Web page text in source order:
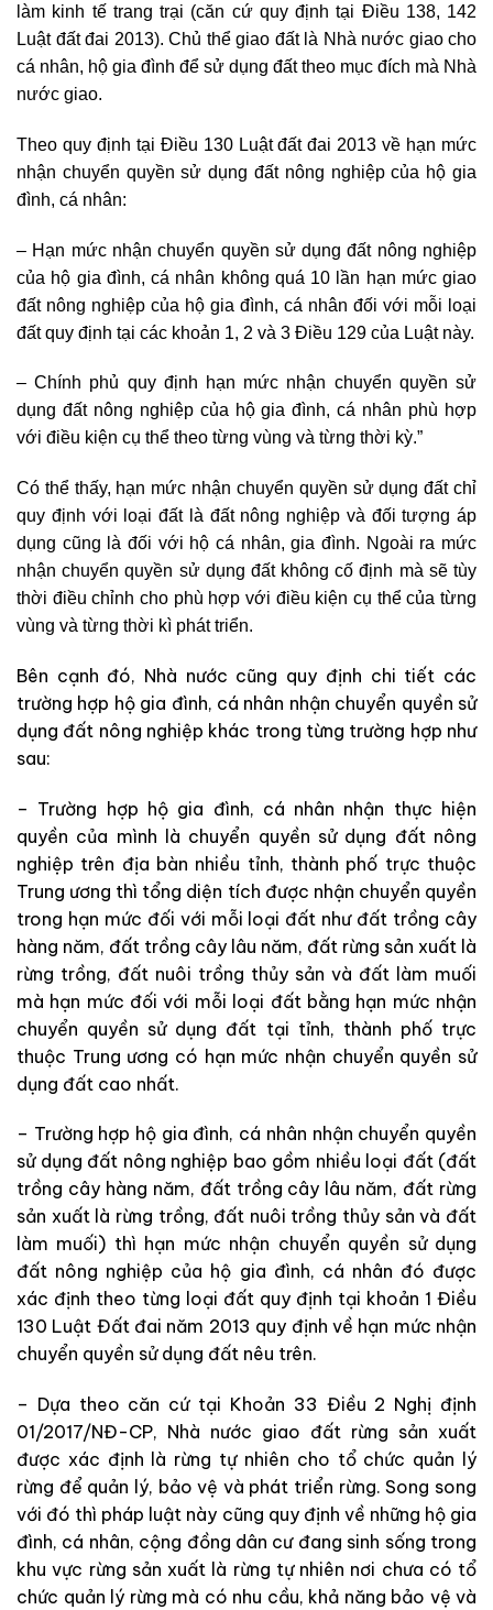
làm kinh tế trang trại (căn cứ quy định tại Điều 138, 142
Luật đất đai 2013). Chủ thể giao đất là Nhà nước giao cho
cá nhân, hộ gia đình để sử dụng đất theo mục đích mà Nhà
nước giao.
Theo quy định tại Điều 130 Luật đất đai 2013 về hạn mức
nhận chuyển quyền sử dụng đất nông nghiệp của hộ gia
đình, cá nhân:
– Hạn mức nhận chuyển quyền sử dụng đất nông nghiệp
của hộ gia đình, cá nhân không quá 10 lần hạn mức giao
đất nông nghiệp của hộ gia đình, cá nhân đối với mỗi loại
đất quy định tại các khoản 1, 2 và 3 Điều 129 của Luật này.
– Chính phủ quy định hạn mức nhận chuyển quyền sử
dụng đất nông nghiệp của hộ gia đình, cá nhân phù hợp
với điều kiện cụ thể theo từng vùng và từng thời kỳ.”
Có thể thấy, hạn mức nhận chuyển quyền sử dụng đất chỉ
quy định với loại đất là đất nông nghiệp và đối tượng áp
dụng cũng là đối với hộ cá nhân, gia đình. Ngoài ra mức
nhận chuyển quyền sử dụng đất không cố định mà sẽ tùy
thời điều chỉnh cho phù hợp với điều kiện cụ thể của từng
vùng và từng thời kì phát triển.
Bên cạnh đó, Nhà nước cũng quy định chi tiết các
trường hợp hộ gia đình, cá nhân nhận chuyển quyền sử
dụng đất nông nghiệp khác trong từng trường hợp như
sau:
– Trường hợp hộ gia đình, cá nhân nhận thực hiện
quyền của mình là chuyển quyền sử dụng đất nông
nghiệp trên địa bàn nhiều tỉnh, thành phố trực thuộc
Trung ương thì tổng diện tích được nhận chuyển quyền
trong hạn mức đối với mỗi loại đất như đất trồng cây
hàng năm, đất trồng cây lâu năm, đất rừng sản xuất là
rừng trồng, đất nuôi trồng thủy sản và đất làm muối
mà hạn mức đối với mỗi loại đất bằng hạn mức nhận
chuyển quyền sử dụng đất tại tỉnh, thành phố trực
thuộc Trung ương có hạn mức nhận chuyển quyền sử
dụng đất cao nhất.
– Trường hợp hộ gia đình, cá nhân nhận chuyển quyền
sử dụng đất nông nghiệp bao gồm nhiều loại đất (đất
trồng cây hàng năm, đất trồng cây lâu năm, đất rừng
sản xuất là rừng trồng, đất nuôi trồng thủy sản và đất
làm muối) thì hạn mức nhận chuyển quyền sử dụng
đất nông nghiệp của hộ gia đình, cá nhân đó được
xác định theo từng loại đất quy định tại khoản 1 Điều
130 Luật Đất đai năm 2013 quy định về hạn mức nhận
chuyển quyền sử dụng đất nêu trên.
– Dựa theo căn cứ tại Khoản 33 Điều 2 Nghị định
01/2017/NĐ-CP, Nhà nước giao đất rừng sản xuất
được xác định là rừng tự nhiên cho tổ chức quản lý
rừng để quản lý, bảo vệ và phát triển rừng. Song song
với đó thì pháp luật này cũng quy định về những hộ gia
đình, cá nhân, cộng đồng dân cư đang sinh sống trong
khu vực rừng sản xuất là rừng tự nhiên nơi chưa có tổ
chức quản lý rừng mà có nhu cầu, khả năng bảo vệ và